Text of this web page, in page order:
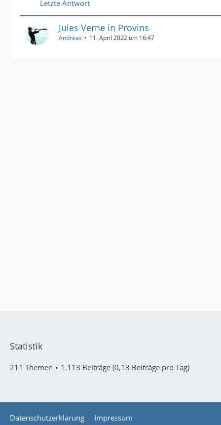
Letzte Antwort
Jules Verne in Provins
Andreas 11. April 2022 um 16:47
Statistik
211 Themen 1.113 Beiträge (0,13 Beiträge pro Tag)
Datenschutzerklärung Impressum